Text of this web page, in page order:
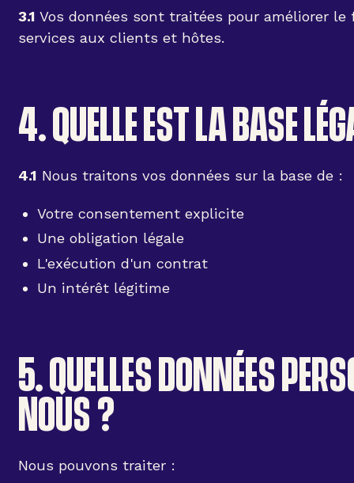
3.1 Vos données sont traitées pour améliorer
services aux clients et hôtes.
4. QUELLE EST LA BASE
4.1 Nous traitons vos données sur la base de :
Votre consentement explicite
Une obligation légale
L'exécution d'un contrat
Un intérêt légitime
5. QUELLES DONNÉES
NOUS ?
Nous pouvons traiter :